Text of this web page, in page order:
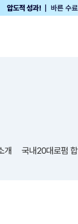
개 국내20대로펌